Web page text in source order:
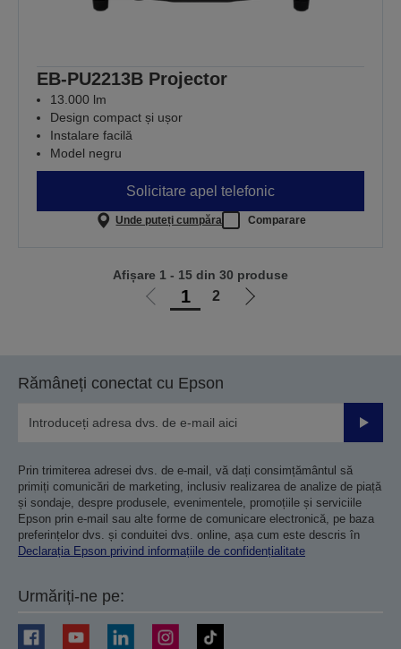
EB-PU2213B Projector
13.000 lm
Design compact și ușor
Instalare facilă
Model negru
Solicitare apel telefonic
Unde puteți cumpăra Comparare
Mergi
1 2
Mergi
Afișare 1 - 15 din 30 produse
Rămâneți conectat cu Epson
Prin trimiterea adresei dvs. de e-mail, vă dați consimțământul să
primiți comunicări de marketing, inclusiv realizarea de analize de piață
și sondaje, despre produsele, evenimentele, promoțiile și serviciile
Epson prin e-mail sau alte forme de comunicare electronică, pe baza
preferințelor dvs. și conduitei dvs. online, așa cum este descris în
Declarația Epson privind informațiile de confidențialitate
Urmăriți-ne pe: